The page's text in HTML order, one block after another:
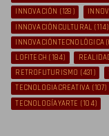
INNOVACIÓN (128)
INNOVACIÓNCULTURAL (114)
INNOVACIÓNTECNOLÓGICA
LOFITECH (184)
RETROFUTURISMO (431)
TECNOLOGIACREATIVA (107)
TECNOLOGÍAYARTE (104)